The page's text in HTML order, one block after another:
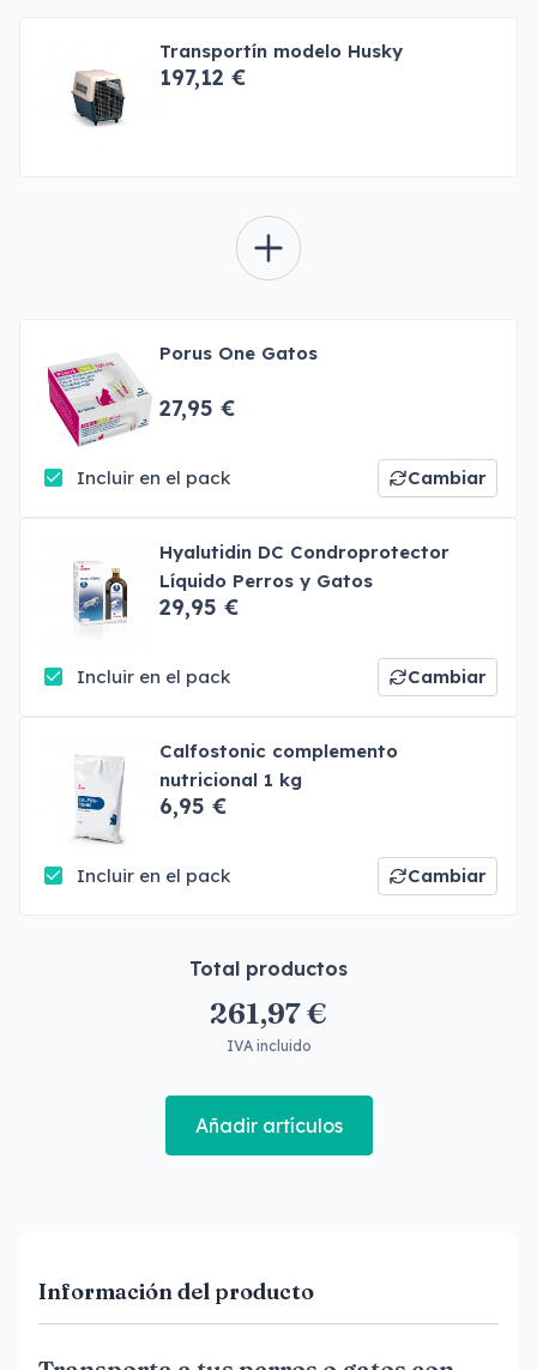
Transportín modelo Husky
197,12 €
Porus One Gatos
27,95 €
Incluir en el pack Cambiar
Hyalutidin DC Condroprotector
Líquido Perros y Gatos
29,95 €
Incluir en el pack Cambiar
Calfostonic complemento
nutricional 1 kg
6,95 €
Incluir en el pack Cambiar
Total productos
261,97 €
IVA incluido
Añadir artículos
Información del producto